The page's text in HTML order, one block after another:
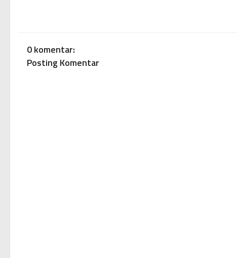
0 komentar:
Posting Komentar